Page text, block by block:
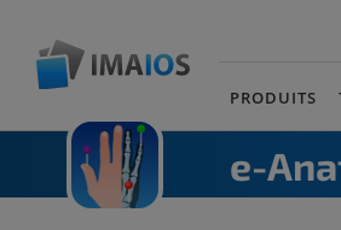
PRODUITS
e-